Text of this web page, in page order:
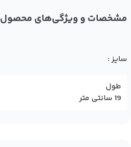
مشخصات و ویژگی‌های محصول
سایز :
طول
19 سانتی متر